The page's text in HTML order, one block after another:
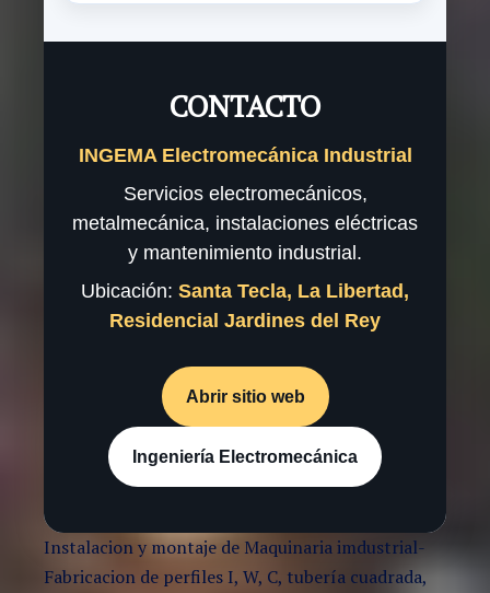
CONTACTO
INGEMA Electromecánica Industrial
Servicios electromecánicos,
metalmecánica, instalaciones eléctricas
y mantenimiento industrial.
Ubicación: Santa Tecla, La Libertad,
Residencial Jardines del Rey
Abrir sitio web
Ingeniería Electromecánica
Instalacion y montaje de Maquinaria imdustrial-
Fabricacion de perfiles I, W, C, tubería cuadrada,